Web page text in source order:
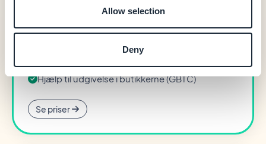
Allow selection
Deny
Native iOS- + Android-output (Swift + Kotlin)
Billing)
Brugerautentificering, loyalitet, booking
20 udvidelser inkluderet
Hjælp til udgivelse i butikkerne (GBTC)
Se priser